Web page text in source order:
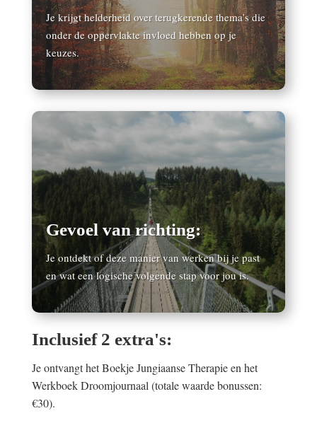
Je krijgt helderheid over terugkerende thema’s die
onder de oppervlakte invloed hebben op je
keuzes.
Gevoel van richting:
Je ontdekt of deze manier van werken bij je past
en wat een logische volgende stap voor jou is.
Inclusief 2 extra's:
Je ontvangt het Boekje Jungiaanse Therapie en het
Werkboek Droomjournaal (totale waarde bonussen:
€30).